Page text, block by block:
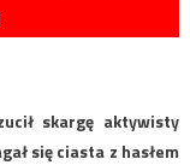
skargę aktywisty
się ciasta z hasłem